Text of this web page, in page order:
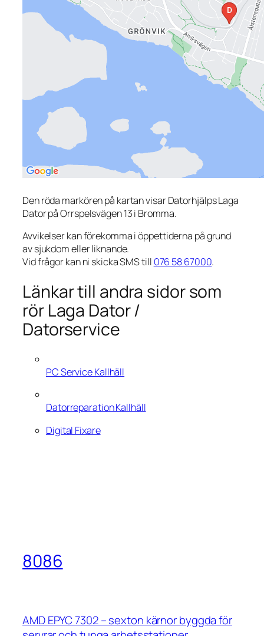
Den röda markören på kartan visar Datorhjälps Laga
Dator på Orrspelsvägen 13 i Bromma.
Avvikelser kan förekomma i öppettiderna på grund
av sjukdom eller liknande.
Vid frågor kan ni skicka SMS till 076 58 67000.
Länkar till andra sidor som
rör Laga Dator /
Datorservice
PC Service Kallhäll
Datorreparation Kallhäll
Digital Fixare
8086
AMD EPYC 7302 – sexton kärnor byggda för